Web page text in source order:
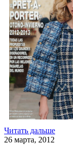
Читать дальше
26 марта, 2012